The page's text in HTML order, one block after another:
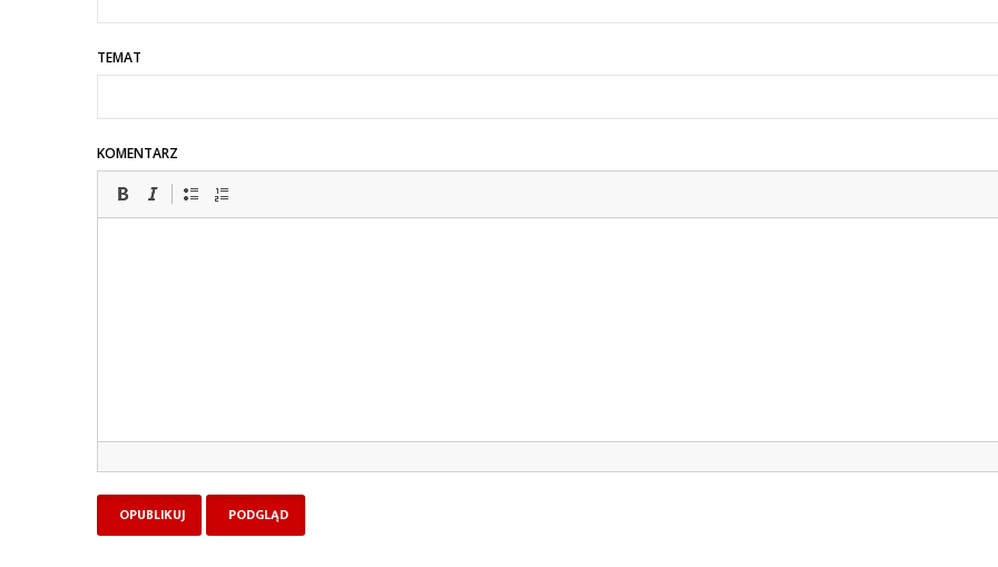
TEMAT
KOMENTARZ